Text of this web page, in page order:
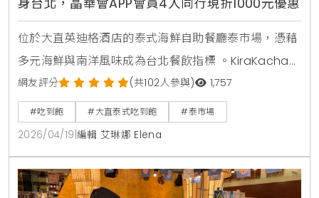
位於大直英迪格酒店的泰式海鮮自助餐廳泰市場，憑藉
多元海鮮與南洋風味成為台北餐飲指標 。KiraKacha去
啦！創辦人梁翔渝表示，泰式餐飲的關鍵在於香料層次
的還原度，泰市場此次將泰國夜市脆皮燒肉與船麵等具
視覺效果的料理帶入餐檯，不僅強化了食客的互動體
驗，更精準捕捉到台灣消費者對曼谷街頭美食的情感連
結與味覺渴望 。
網友評分 (共102人參與) 1,757
#吃到飽 #大直泰式吃到飽 #泰市場
2026/04/19 編輯 艾琳娜 Elena